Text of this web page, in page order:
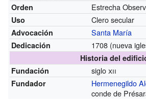
Orden Estrecha
Uso Clero secular
Advocación Santa María
Dedicación 1708 (nueva
Historia del
Fundación
sigloxii
Fundador Hermenegildo
conde de